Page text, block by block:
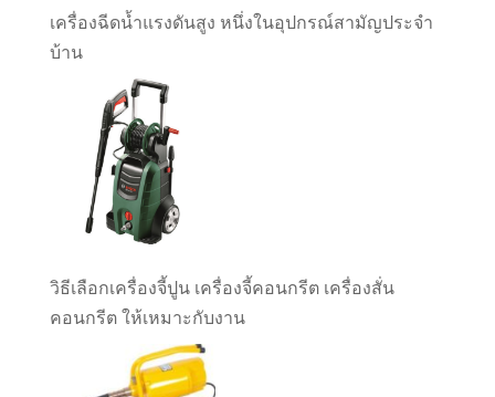
เครื่องฉีดน้ำแรงดันสูง หนึ่งในอุปกรณ์สามัญประจำ
บ้าน
วิธีเลือกเครื่องจี้ปูน เครื่องจี้คอนกรีต เครื่องสั่น
คอนกรีต ให้เหมาะกับงาน